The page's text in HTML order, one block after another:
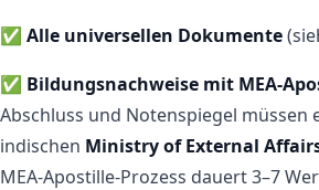
✅ Alle universellen Dokumente
✅ Bildungsnachweise mit MEA-
Abschluss und Notenspiegel müssen
indischen Ministry of External
MEA-Apostille-Prozess dauert 3–7